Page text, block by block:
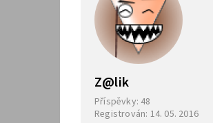
Z@lik
Příspěvky: 48
Registrován: 14. 05. 2016